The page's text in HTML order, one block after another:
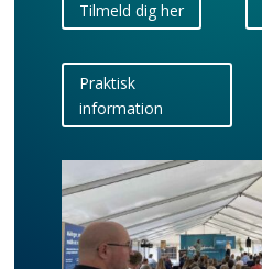
Tilmeld dig her
Praktisk
information